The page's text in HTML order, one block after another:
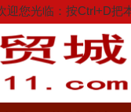
迎您光临：按Ctrl+D